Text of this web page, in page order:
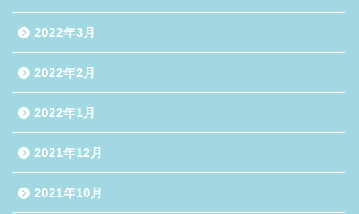
2022年3月
2022年2月
2022年1月
2021年12月
2021年10月